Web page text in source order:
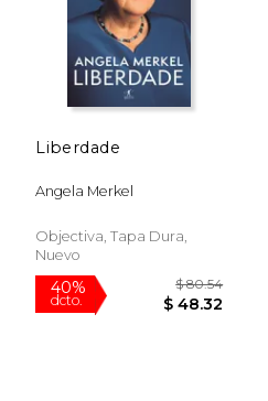
Liberdade
Angela Merkel
Objectiva, Tapa Dura,
Nuevo